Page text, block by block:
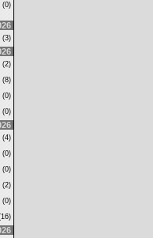
(0)
(3)
(2)
(8)
(0)
(0)
(4)
(0)
(0)
(2)
(0)